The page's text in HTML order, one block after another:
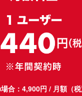
合：4,900円 / 月額（税